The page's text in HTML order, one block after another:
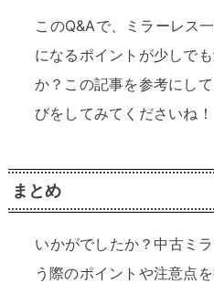
このQ&Aで、ミラーレス一眼カメラについての気
になるポイントが少しで
か？この記事を参考にし
びをしてみてくださいね！
まとめ
いかがでしたか？中古ミラーレス一眼カメラを買
う際のポイントや注意点